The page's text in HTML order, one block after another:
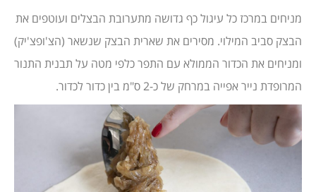
מניחים במרכז כל עיגול כף גדושה מתערובת הבצלים ועוטפים את
הבצק סביב המילוי. מסירים את שארית הבצק שנשאר (הצ'ופצ'יק)
ומניחים את הכדור הממולא עם התפר כלפי מטה על תבנית התנור
המרופדת נייר אפייה במרחק של כ-2 ס"מ בין כדור לכדור.